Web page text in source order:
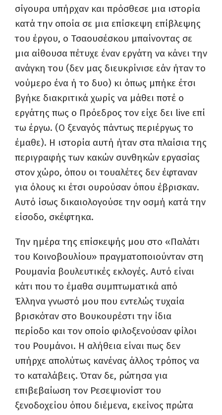
σίγουρα υπήρχαν και πρόσθεσε μια ιστορία
κατά την οποία σε μια επίσκεψη επίβλεψης
του έργου, ο Τσαουσέσκου μπαίνοντας σε
μια αίθουσα πέτυχε έναν εργάτη να κάνει την
ανάγκη του (δεν μας διευκρίνισε εάν ήταν το
νούμερο ένα ή το δυο) κι όπως μπήκε έτσι
βγήκε διακριτικά χωρίς να μάθει ποτέ ο
εργάτης πως ο Πρόεδρος τον είχε δει live επί
τω έργω. (Ο ξεναγός πάντως περιέργως το
έμαθε). Η ιστορία αυτή ήταν στα πλαίσια της
περιγραφής των κακών συνθηκών εργασίας
στον χώρο, όπου οι τουαλέτες δεν έφταναν
για όλους κι έτσι ουρούσαν όπου έβρισκαν.
Αυτό ίσως δικαιολογούσε την οσμή κατά την
είσοδο, σκέφτηκα.
Την ημέρα της επίσκεψής μου στο «Παλάτι
του Κοινοβουλίου» πραγματοποιούνταν στη
Ρουμανία βουλευτικές εκλογές. Αυτό είναι
κάτι που το έμαθα συμπτωματικά από
Έλληνα γνωστό μου που εντελώς τυχαία
βρισκόταν στο Βουκουρέστι την ίδια
περίοδο και τον οποίο φιλοξενούσαν φίλοι
του Ρουμάνοι. Η αλήθεια είναι πως δεν
υπήρχε απολύτως κανένας άλλος τρόπος να
το καταλάβεις. Όταν δε, ρώτησα για
επιβεβαίωση τον Ρεσεψιονίστ του
ξενοδοχείου όπου διέμενα, εκείνος πρώτα